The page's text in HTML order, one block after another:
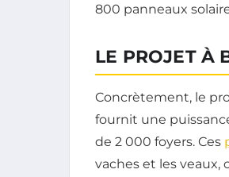
800 panneaux
LE PROJET À
Concrètement, le
fournit une
de 2 000 foyers. Ces
vaches et les